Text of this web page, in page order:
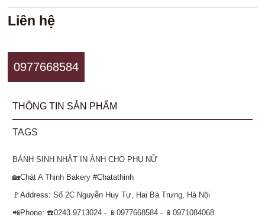
Liên hệ
0977668584
THÔNG TIN SẢN PHẨM
TAGS
BÁNH SINH NHẬT IN ẢNH CHO PHỤ NỮ
🏡Chát A Thịnh Bakery#Chatathinh
🚩Address: Số 2C Nguyễn Huy Tự, Hai Bà Trưng, Hà Nội
📲Phone: ☎️0243.9713024 - 📱0977668584 - 📱0971084068